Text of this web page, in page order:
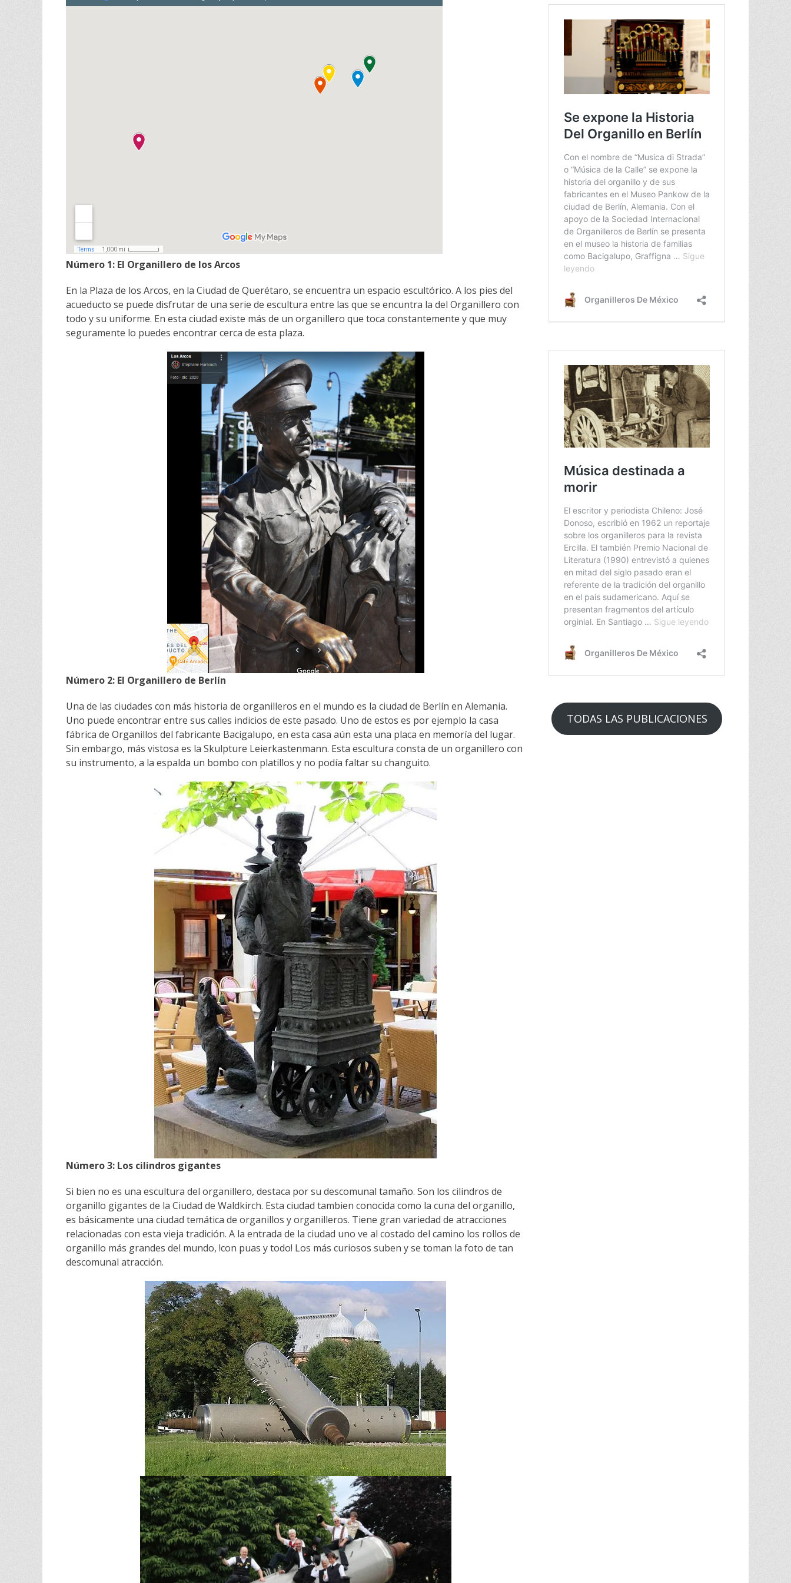
Número 1: El Organillero de los Arcos
En la Plaza de los Arcos, en la Ciudad de Querétaro, se encuentra un espacio escultórico. A los pies del
acueducto se puede disfrutar de una serie de escultura entre las que se encuntra la del Organillero con
todo y su uniforme. En esta ciudad existe más de un organillero que toca constantemente y que muy
seguramente lo puedes encontrar cerca de esta plaza.
Número 2: El Organillero de Berlín
Una de las ciudades con más historia de organilleros en el mundo es la ciudad de Berlín en Alemania.
Uno puede encontrar entre sus calles indicios de este pasado. Uno de estos es por ejemplo la casa
fábrica de Organillos del fabricante Bacigalupo, en esta casa aún esta una placa en memoría del lugar.
Sin embargo, más vistosa es la Skulpture Leierkastenmann. Esta escultura consta de un organillero con
su instrumento, a la espalda un bombo con platillos y no podía faltar su changuito.
Número 3: Los cilindros gigantes
Si bien no es una escultura del organillero, destaca por su descomunal tamaño. Son los cilindros de
organillo gigantes de la Ciudad de Waldkirch. Esta ciudad tambien conocida como la cuna del organillo,
es básicamente una ciudad temática de organillos y organilleros. Tiene gran variedad de atracciones
relacionadas con esta vieja tradición. A la entrada de la ciudad uno ve al costado del camino los rollos de
organillo más grandes del mundo, !con puas y todo! Los más curiosos suben y se toman la foto de tan
descomunal atracción.
TODAS LAS PUBLICACIONES